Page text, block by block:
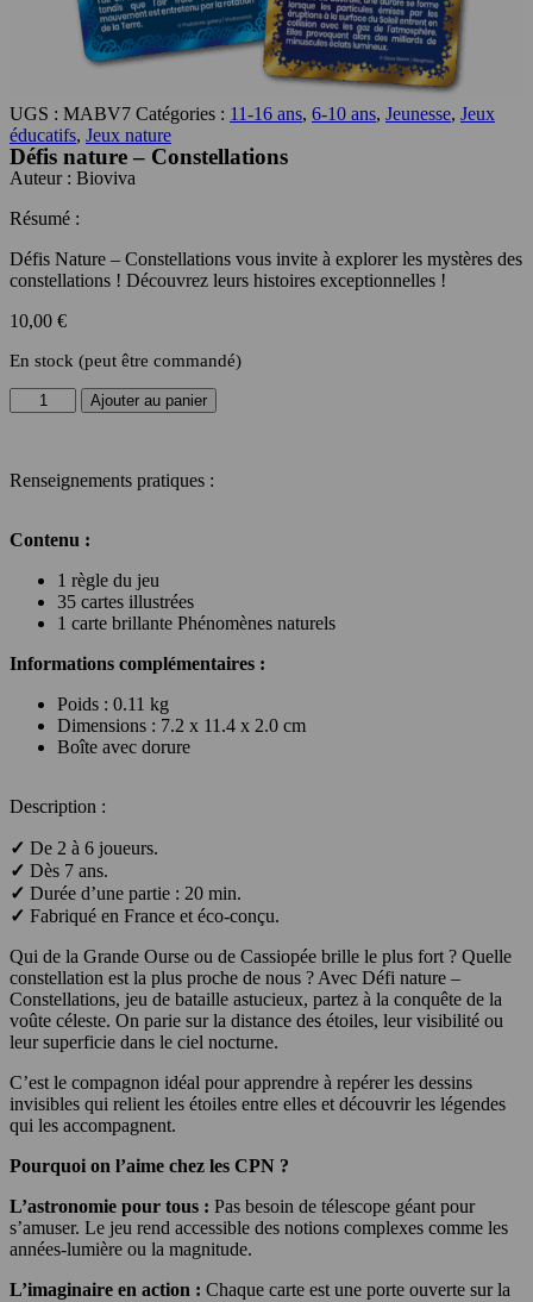
UGS : MABV7 Catégories : 11-16 ans, 6-10 ans, Jeunesse, Jeux
éducatifs, Jeux nature
Défis nature – Constellations
Auteur : Bioviva
Résumé :
Défis Nature – Constellations vous invite à explorer les mystères des
constellations ! Découvrez leurs histoires exceptionnelles !
10,00 €
En stock (peut être commandé)
quantité
de
-
Ajouter au panier
Renseignements pratiques :
Contenu :
1 règle du jeu
35 cartes illustrées
1 carte brillante Phénomènes naturels
Informations complémentaires :
Poids : 0.11 kg
Dimensions : 7.2 x 11.4 x 2.0 cm
Boîte avec dorure
Description :
✓ De 2 à 6 joueurs.
✓ Dès 7 ans.
✓ Durée d’une partie : 20 min.
✓ Fabriqué en France et éco-conçu.
Qui de la Grande Ourse ou de Cassiopée brille le plus fort ? Quelle
constellation est la plus proche de nous ? Avec Défi nature –
Constellations, jeu de bataille astucieux, partez à la conquête de la
voûte céleste. On parie sur la distance des étoiles, leur visibilité ou
leur superficie dans le ciel nocturne.
C’est le compagnon idéal pour apprendre à repérer les dessins
invisibles qui relient les étoiles entre elles et découvrir les légendes
qui les accompagnent.
Pourquoi on l’aime chez les CPN ?
L’astronomie pour tous : Pas besoin de télescope géant pour
s’amuser. Le jeu rend accessible des notions complexes comme les
années-lumière ou la magnitude.
L’imaginaire en action : Chaque carte est une porte ouverte sur la